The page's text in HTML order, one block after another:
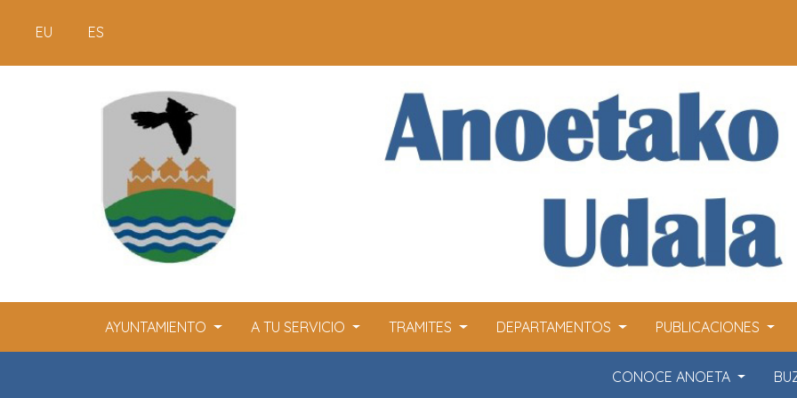
EU ES
AYUNTAMIENTO A TU SERVICIO TRAMITES DEPARTAMENTOS PUBLICACIONES
CONOCE ANOETA